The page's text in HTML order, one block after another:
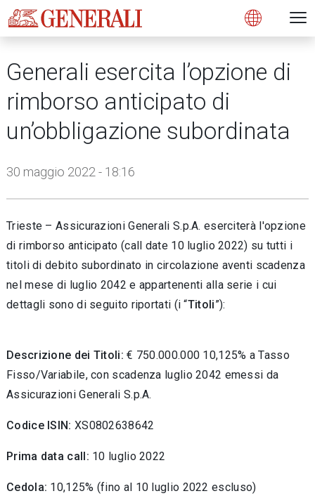
Open
Generali esercita l’opzione di
rimborso anticipato di
un’obbligazione subordinata
30 maggio 2022 - 18:16
Trieste – Assicurazioni Generali S.p.A. eserciterà l'opzione
di rimborso anticipato (call date 10 luglio 2022) su tutti i
titoli di debito subordinato in circolazione aventi scadenza
nel mese di luglio 2042 e appartenenti alla serie i cui
dettagli sono di seguito riportati (i “Titoli”):
Descrizione dei Titoli: € 750.000.000 10,125% a Tasso
Fisso/Variabile, con scadenza luglio 2042 emessi da
Assicurazioni Generali S.p.A.
Codice ISIN: XS0802638642
Prima data call: 10 luglio 2022
Cedola: 10,125% (fino al 10 luglio 2022 escluso)